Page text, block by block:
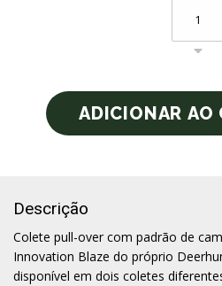
Descrição
Colete pull-over com padrão de
Innovation Blaze do próprio
disponível em dois coletes